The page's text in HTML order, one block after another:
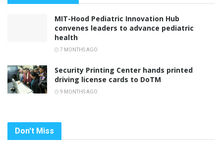
MIT-Hood Pediatric Innovation Hub
convenes leaders to advance pediatric
health
7 MONTHS AGO
Security Printing Center hands printed
driving license cards to DoTM
9 MONTHS AGO
Don't Miss